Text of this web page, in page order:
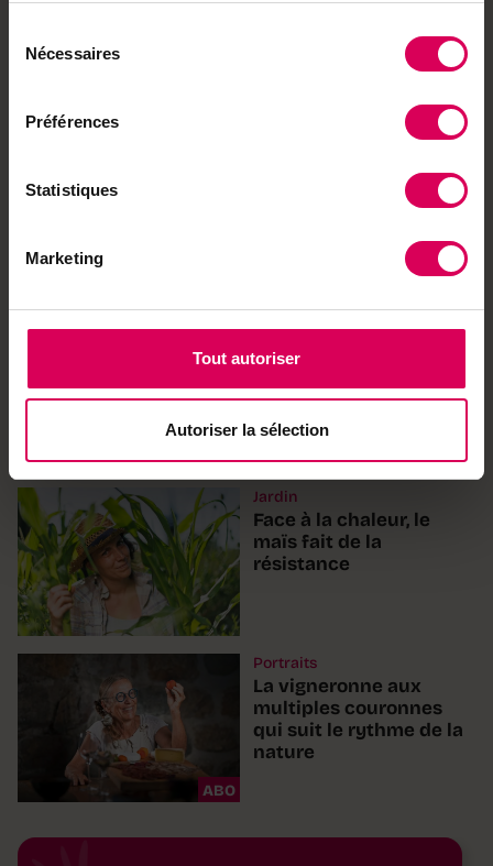
Nécessaires
Préférences
Statistiques
Marketing
Tout autoriser
Autoriser la sélection
De la plante au tissu, les
pigments font forte
Jardin
Face à la chaleur, le
maïs fait de la
résistance
ABO
Portraits
La vigneronne aux
multiples couronnes
qui suit le rythme de la
nature